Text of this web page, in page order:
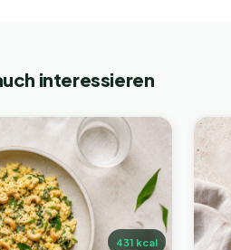
interessieren
431 kcal